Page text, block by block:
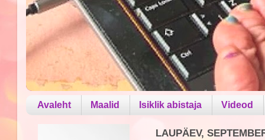
Avaleht Maalid Isiklik abistaja Videod
LAUPÄEV,